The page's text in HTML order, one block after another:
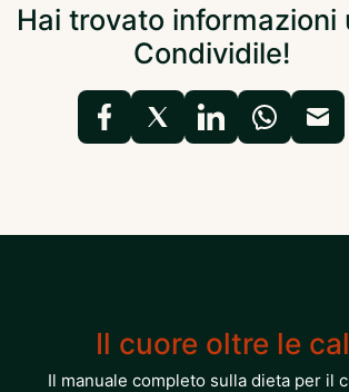
Hai trovato informazioni
Condividile!
Il cuore oltre le
Il manuale completo sulla dieta per il